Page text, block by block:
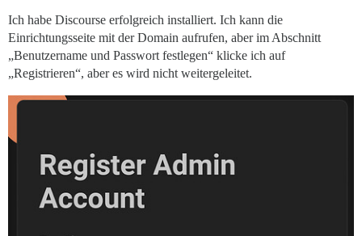
Ich habe Discourse erfolgreich installiert. Ich kann die
Einrichtungsseite mit der Domain aufrufen, aber im Abschnitt
„Benutzername und Passwort festlegen“ klicke ich auf
„Registrieren“, aber es wird nicht weitergeleitet.